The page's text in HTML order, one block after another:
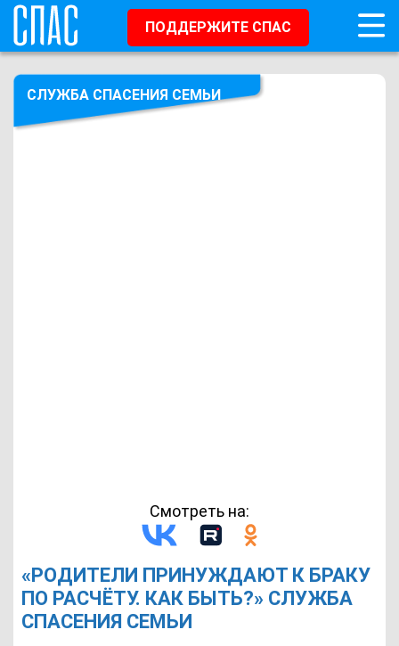
ПОДДЕРЖИТЕ СПАС
СЛУЖБА СПАСЕНИЯ СЕМЬИ
Смотреть на:
«РОДИТЕЛИ ПРИНУЖДАЮТ К БРАКУ
ПО РАСЧЁТУ. КАК БЫТЬ?» СЛУЖБА
СПАСЕНИЯ СЕМЬИ